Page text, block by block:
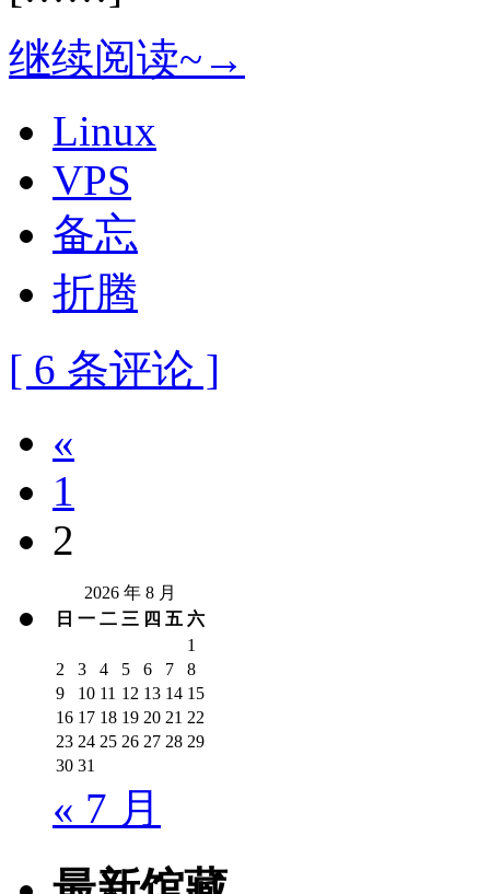
继续阅读~→
Linux
VPS
备忘
折腾
[ 6 条评论 ]
«
1
2
2026 年 8 月
日 一 二 三 四 五 六
1
2
3 4 5 6 7
8
9
10 11 12 13 14 15
16 17 18 19 20 21 22
23 24 25 26 27 28 29
30 31
« 7 月